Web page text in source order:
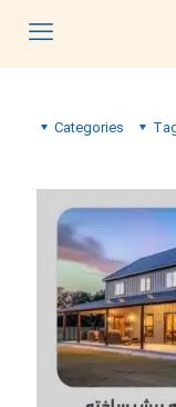
Categories